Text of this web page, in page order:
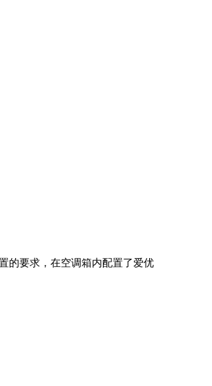
的要求，在空调箱内配置了爱优